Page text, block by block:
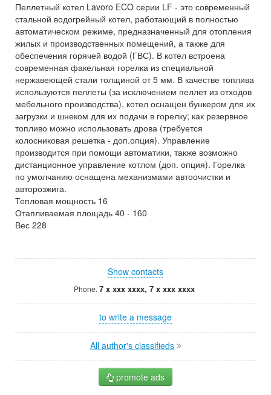
Пеллетный котел Lavoro ECO серии LF - это современный
стальной водогрейный котел, работающий в полностью
автоматическом режиме, предназначенный для отопления
жилых и производственных помещений, а также для
обеспечения горячей водой (ГВС). В котел встроена
современная факельная горелка из специальной
нержавеющей стали толщиной от 5 мм. В качестве топлива
используются пеллеты (за исключением пеллет из отходов
мебельного производства), котел оснащен бункером для их
загрузки и шнеком для их подачи в горелку; как резервное
топливо можно использовать дрова (требуется
колосниковая решетка - доп.опция). Управление
производится при помощи автоматики, также возможно
дистанционное управление котлом (доп. опция). Горелка
по умолчанию оснащена механизмами автоочистки и
авторозжига.
Тепловая мощность 16
Отапливаемая площадь 40 - 160
Вес 228
Show contacts
Phone. 7 x xxx xxxx, 7 x xxx xxxx
to write a message
All author's classifieds
promote ads